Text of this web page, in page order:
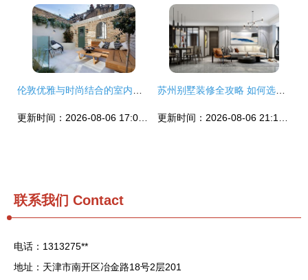
联系我们 Contact
电话：1313275**
地址：天津市南开区冶金路18号2层201